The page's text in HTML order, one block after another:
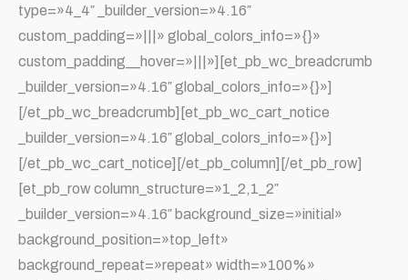
type=»4_4″ _builder_version=»4.16″
custom_padding=»|||» global_colors_info=»{}»
custom_padding__hover=»|||»][et_pb_wc_breadcrumb
_builder_version=»4.16″ global_colors_info=»{}»]
[/et_pb_wc_breadcrumb][et_pb_wc_cart_notice
_builder_version=»4.16″ global_colors_info=»{}»]
[/et_pb_wc_cart_notice][/et_pb_column][/et_pb_row]
[et_pb_row column_structure=»1_2,1_2″
_builder_version=»4.16″ background_size=»initial»
background_position=»top_left»
background_repeat=»repeat» width=»100%»